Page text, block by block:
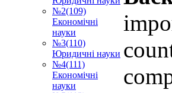
№2(109)
Економічні
науки
№3(110)
Юридичні науки
№4(111)
Економічні
науки